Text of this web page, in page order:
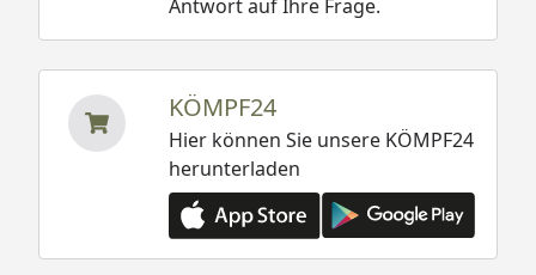
Weka 28 mm Gartenhaus 112 Gr. 7
Technische Daten
Weka 28 mm Gartenhaus 112 Gr. 1
Fundamentplan
Weka 28 mm Gartenhaus 112 Gr. 3
Fundamentplan
Weka 28 mm Gartenhaus 112 Gr. 4
Fundamentplan
Antwort auf Ihre Frage.
KÖMPF24
Hier können Sie unsere KÖMPF24
herunterladen